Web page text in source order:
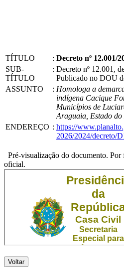
TÍTULO : Decreto nº 12.001/
SUB-
TÍTULO
: Decreto nº 12.001,
Publicado no DOU
ASSUNTO
: Homologa a
indígena Cacique
Municípios de
Araguaia, Estado do
ENDEREÇO : https://
2026/2024/decreto/
Pré-visualização do documento. Por
oficial.
Voltar